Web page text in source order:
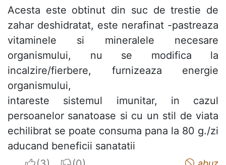
Acesta este obtinut din suc de trestie de
zahar deshidratat, este nerafinat -pastreaza
vitaminele si mineralele necesare
organismului, nu se modifica la
incalzire/fierbere, furnizeaza energie
organismului,
intareste sistemul imunitar, in cazul
persoanelor sanatoase si cu un stil de viata
echilibrat se poate consuma pana la 80 g./zi
aducand beneficii sanatatii